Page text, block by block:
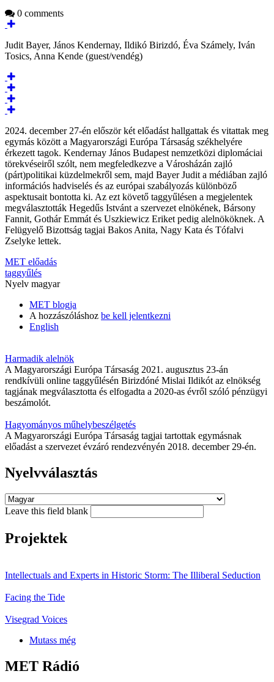
0 comments
Judit Bayer, János Kendernay, Ildikó Birizdó, Éva Számely, Iván
Tosics, Anna Kende (guest/vendég)
2024. december 27-én először két előadást hallgattak és vitattak meg
egymás között a Magyarországi Európa Társaság székhelyére
érkezett tagok. Kendernay János Budapest nemzetközi diplomáciai
törekvéseiről szólt, nem megfeledkezve a Városházán zajló
(párt)politikai küzdelmekről sem, majd Bayer Judit a médiában zajló
információs hadviselés és az európai szabályozás különböző
aspektusait bontotta ki. Az ezt követő taggyűlésen a megjelentek
megválasztották Hegedűs Istvánt a szervezet elnökének, Bársony
Fannit, Gothár Emmát és Uszkiewicz Eriket pedig alelnököknek. A
Felügyelő Bizottság tagjai Bakos Anita, Nagy Kata és Tófalvi
Zselyke lettek.
MET előadás
taggyűlés
Nyelv magyar
MET blogja
A hozzászóláshoz be kell jelentkezni
English
Harmadik alelnök
A Magyarországi Európa Társaság 2021. augusztus 23-án
rendkívüli online taggyűlésén Birizdóné Mislai Ildikót az elnökség
tagjának megválasztotta és elfogadta a 2020-as évről szóló pénzügyi
beszámolót.
Hagyományos műhelybeszélgetés
A Magyarországi Európa Társaság tagjai tartottak egymásnak
előadást a szervezet évzáró rendezvényén 2018. december 29-én.
Nyelvválasztás
Leave this field blank
Projektek
Intellectuals and Experts in Historic Storm: The Illiberal Seduction
Facing the Tide
Visegrad Voices
Mutass még
MET Rádió